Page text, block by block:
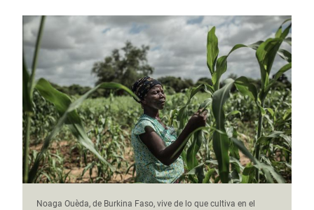
Noaga Ouèda, de Burkina Faso, vive de lo que cultiva en el